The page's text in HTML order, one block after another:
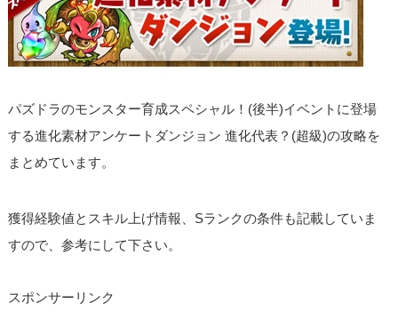
パズドラのモンスター育成スペシャル！(後半)イベントに登場
する進化素材アンケートダンジョン 進化代表？(超級)の攻略を
まとめています。
獲得経験値とスキル上げ情報、Sランクの条件も記載していま
すので、参考にして下さい。
スポンサーリンク